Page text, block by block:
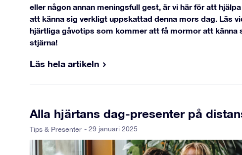
eller någon annan meningsfull gest, är vi här för att
att känna sig verkligt uppskattad denna mors dag. Läs
hjärtliga gåvotips som kommer att få mormor att känna
stjärna!
Läs hela artikeln
Alla hjärtans dag-presenter på
Tips & Presenter - 29 januari 2025